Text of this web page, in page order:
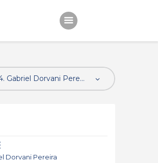
Rede de
Dorvani Pereira